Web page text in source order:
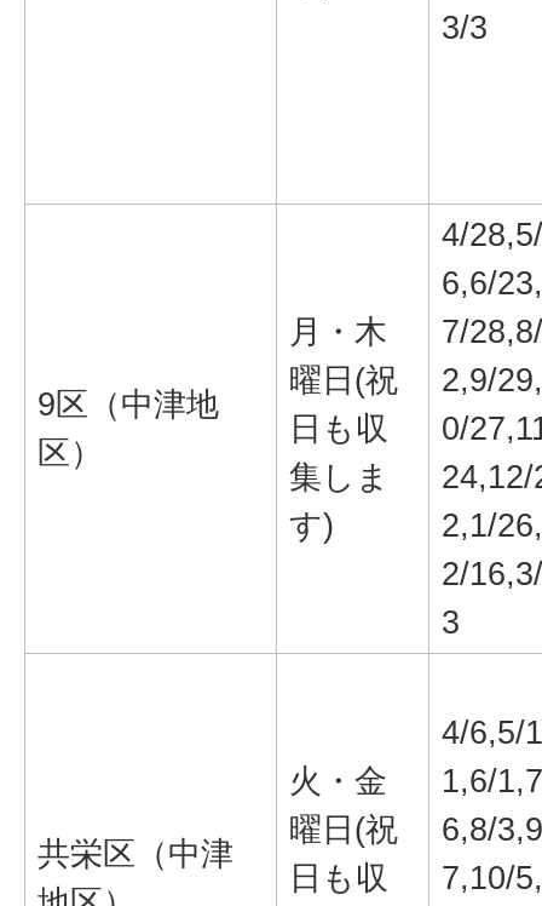
3/3
9区（中津地
区）
月・木
曜日(祝
日も収
集しま
す)
4/
6,6/23,
7/
2,9/
0/
24,12/
2,1/26,
2/
3
共栄区（中津
火・金
曜日(祝
日も収
4/6,5/1
1,6/
6,8/
7,10/